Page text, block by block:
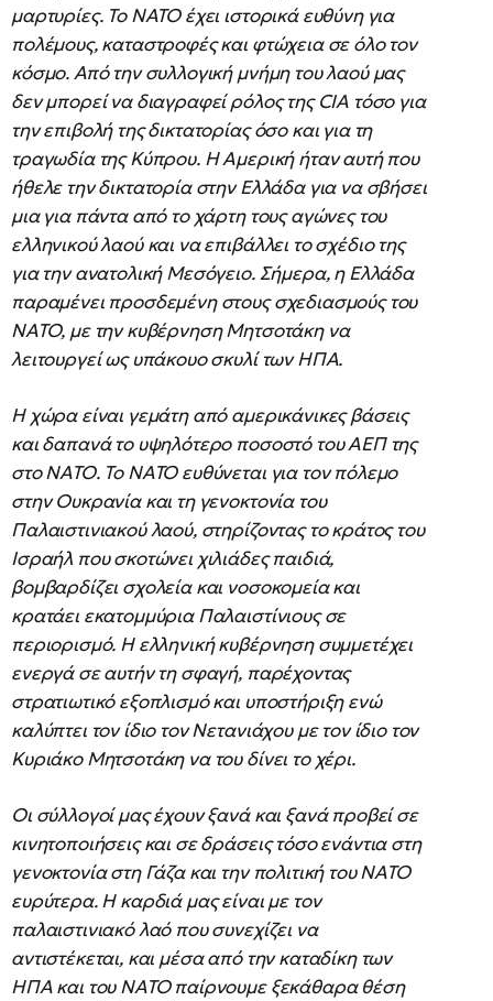
μαρτυρίες. Το ΝΑΤΟ έχει ιστορικά ευθύνη για
πολέμους, καταστροφές και φτώχεια σε όλο τον
κόσμο. Από την συλλογική μνήμη του λαού μας
δεν μπορεί να διαγραφεί ρόλος της CIA τόσο για
την επιβολή της δικτατορίας όσο και για τη
τραγωδία της Κύπρου. Η Αμερική ήταν αυτή που
ήθελε την δικτατορία στην Ελλάδα για να σβήσει
μια για πάντα από το χάρτη τους αγώνες του
ελληνικού λαού και να επιβάλλει το σχέδιο της
για την ανατολική Μεσόγειο. Σήμερα, η Ελλάδα
παραμένει προσδεμένη στους σχεδιασμούς του
ΝΑΤΟ, με την κυβέρνηση Μητσοτάκη να
λειτουργεί ως υπάκουο σκυλί των ΗΠΑ.
Η χώρα είναι γεμάτη από αμερικάνικες βάσεις
και δαπανά το υψηλότερο ποσοστό του ΑΕΠ της
στο ΝΑΤΟ. Το ΝΑΤΟ ευθύνεται για τον πόλεμο
στην Ουκρανία και τη γενοκτονία του
Παλαιστινιακού λαού, στηρίζοντας το κράτος του
Ισραήλ που σκοτώνει χιλιάδες παιδιά,
βομβαρδίζει σχολεία και νοσοκομεία και
κρατάει εκατομμύρια Παλαιστίνιους σε
περιορισμό. Η ελληνική κυβέρνηση συμμετέχει
ενεργά σε αυτήν τη σφαγή, παρέχοντας
στρατιωτικό εξοπλισμό και υποστήριξη ενώ
καλύπτει τον ίδιο τον Νετανιάχου με τον ίδιο τον
Κυριάκο Μητσοτάκη να του δίνει το χέρι.
Οι σύλλογοί μας έχουν ξανά και ξανά προβεί σε
κινητοποιήσεις και σε δράσεις τόσο ενάντια στη
γενοκτονία στη Γάζα και την πολιτική του ΝΑΤΟ
ευρύτερα. Η καρδιά μας είναι με τον
παλαιστινιακό λαό που συνεχίζει να
αντιστέκεται, και μέσα από την καταδίκη των
ΗΠΑ και του ΝΑΤΟ παίρνουμε ξεκάθαρα θέση